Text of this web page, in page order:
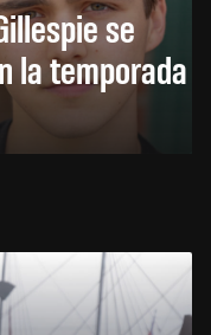
se
la temporada